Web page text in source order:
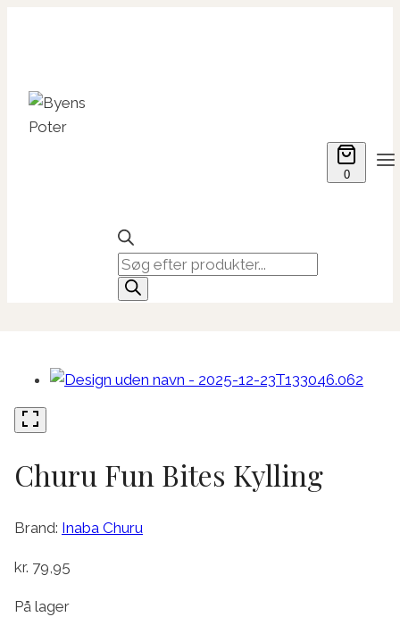
Products
search
0
Churu Fun Bites Kylling
Brand: Inaba Churu
kr. 79,95
På lager